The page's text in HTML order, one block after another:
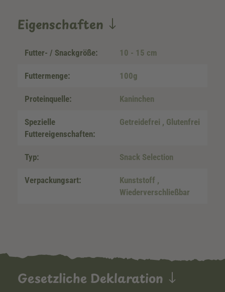
Eigenschaften
Futter- / Snackgröße: 10 - 15 cm
Futtermenge: 100g
Proteinquelle: Kaninchen
Spezielle
Futtereigenschaften:
Getreidefrei , Glutenfrei
Typ: Snack Selection
Verpackungsart: Kunststoff ,
Wiederverschließbar
Gesetzliche Deklaration